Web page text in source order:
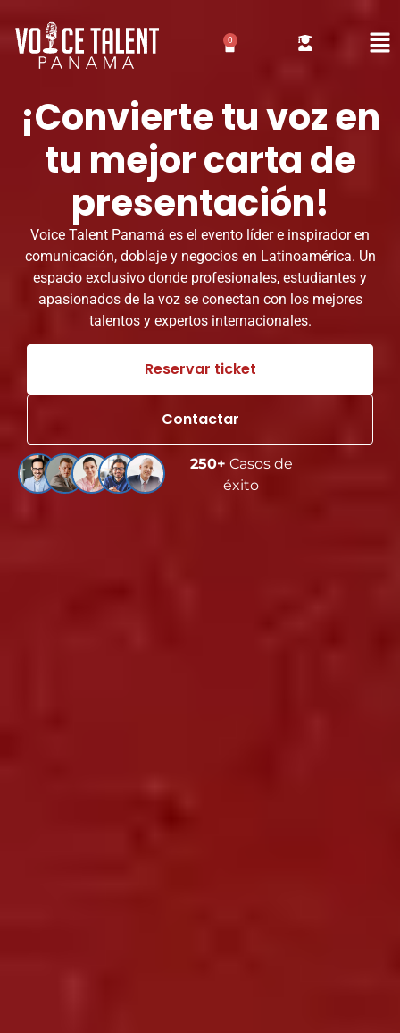
0
¡Convierte tu voz en
tu mejor carta de
presentación!
Voice Talent Panamá es el evento líder e inspirador en
comunicación, doblaje y negocios en Latinoamérica. Un
espacio exclusivo donde profesionales, estudiantes y
apasionados de la voz se conectan con los mejores
talentos y expertos internacionales.
Reservar ticket
Contactar
250+ Casos de
éxito